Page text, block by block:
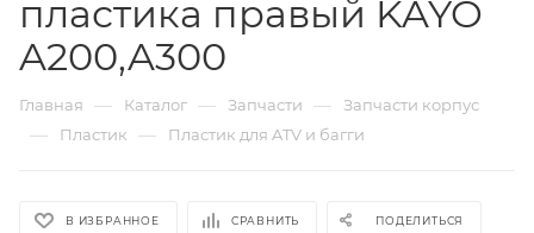
пластика правый KAYO
A200,A300
Главная — Каталог — Запчасти — Запчасти корпус
— Пластик — Пластик для ATV и багги
В ИЗБРАННОЕ СРАВНИТЬ ПОДЕЛИТЬСЯ